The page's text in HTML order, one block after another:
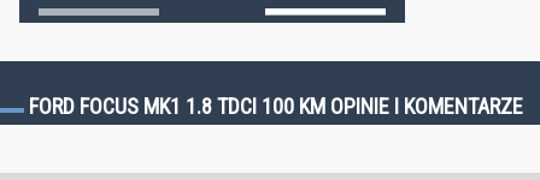
FORD FOCUS MK1 1.8 TDCI 100 KM OPINIE I KOMENTARZE